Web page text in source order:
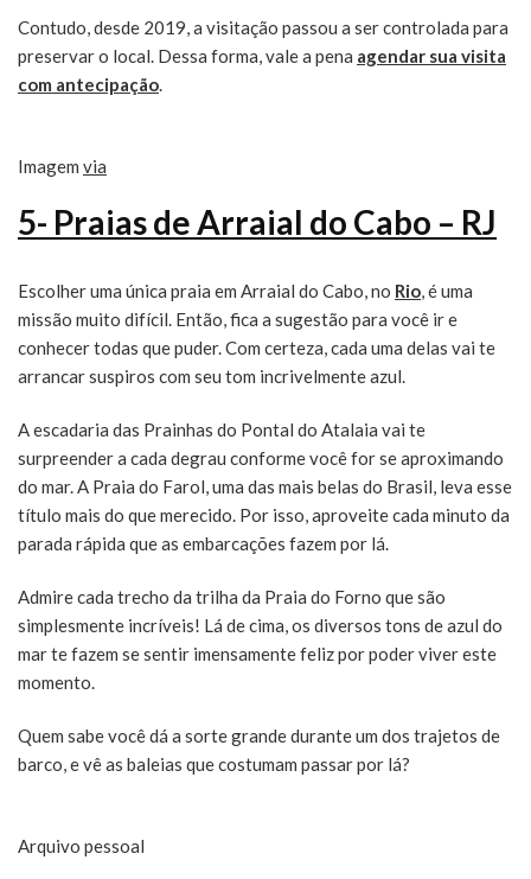
Contudo, desde 2019, a visitação passou a ser controlada para
preservar o local. Dessa forma, vale a pena agendar sua visita
com antecipação.
Imagem via
5- Praias de Arraial do Cabo – RJ
Escolher uma única praia em Arraial do Cabo, no Rio, é uma
missão muito difícil. Então, fica a sugestão para você ir e
conhecer todas que puder. Com certeza, cada uma delas vai te
arrancar suspiros com seu tom incrivelmente azul.
A escadaria das Prainhas do Pontal do Atalaia vai te
surpreender a cada degrau conforme você for se aproximando
do mar. A Praia do Farol, uma das mais belas do Brasil, leva esse
título mais do que merecido. Por isso, aproveite cada minuto da
parada rápida que as embarcações fazem por lá.
Admire cada trecho da trilha da Praia do Forno que são
simplesmente incríveis! Lá de cima, os diversos tons de azul do
mar te fazem se sentir imensamente feliz por poder viver este
momento.
Quem sabe você dá a sorte grande durante um dos trajetos de
barco, e vê as baleias que costumam passar por lá?
Arquivo pessoal